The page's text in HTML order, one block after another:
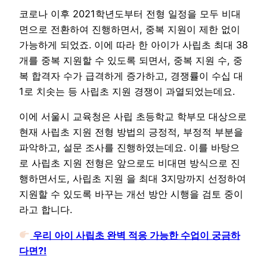
코로나 이후 2021학년도부터 전형 일정을 모두 비대
면으로 전환하여 진행하면서, 중복 지원이 제한 없이
가능하게 되었죠. 이에 따라 한 아이가 사립초 최대 38
개를 중복 지원할 수 있도록 되면서, 중복 지원 수, 중
복 합격자 수가 급격하게 증가하고, 경쟁률이 수십 대
1로 치솟는 등 사립초 지원 경쟁이 과열되었는데요.
이에 서울시 교육청은 사립 초등학교 학부모 대상으로
현재 사립초 지원 전형 방법의 긍정적, 부정적 부분을
파악하고, 설문 조사를 진행하였는데요. 이를 바탕으
로 사립초 지원 전형은 앞으로도 비대면 방식으로 진
행하면서도, 사립초 지원 을 최대 3지망까지 선정하여
지원할 수 있도록 바꾸는 개선 방안 시행을 검토 중이
라고 합니다.
우리 아이 사립초 완벽 적응 가능한 수업이 궁금하
다면?!